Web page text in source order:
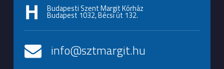
Budapesti Szent Margit Kórház
Budapest 1032, Bécsi út 132.
info@sztmargit.hu